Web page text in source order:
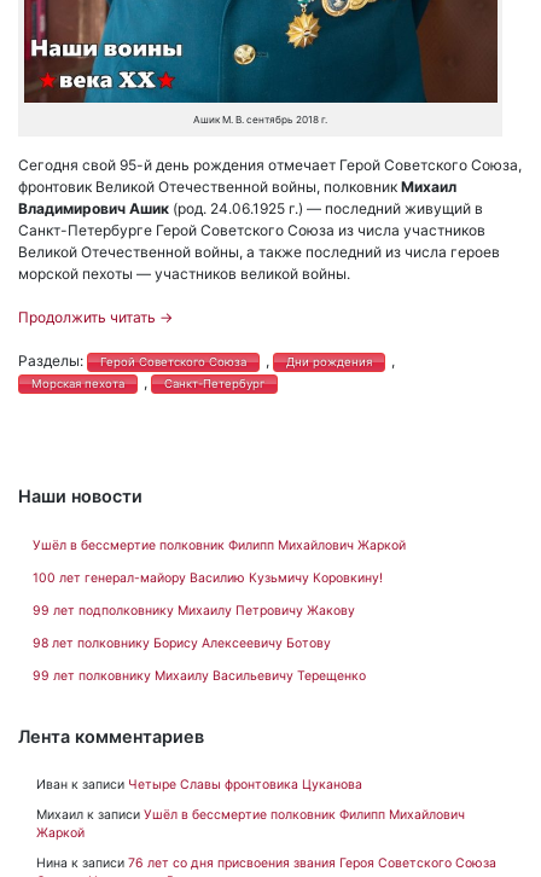
Ашик М. В. сентябрь 2018 г.
Сегодня свой 95-й день рождения отмечает Герой Советского Союза,
фронтовик Великой Отечественной войны, полковник Михаил
Владимирович Ашик (род. 24.06.1925 г.) — последний живущий в
Санкт-Петербурге Герой Советского Союза из числа участников
Великой Отечественной войны, а также последний из числа героев
морской пехоты — участников великой войны.
Продолжить читать →
Разделы: Герой Советского Союза , Дни рождения ,
Морская пехота , Санкт-Петербург
Наши новости
Ушёл в бессмертие полковник Филипп Михайлович Жаркой
100 лет генерал-майору Василию Кузьмичу Коровкину!
99 лет подполковнику Михаилу Петровичу Жакову
98 лет полковнику Борису Алексеевичу Ботову
99 лет полковнику Михаилу Васильевичу Терещенко
Лента комментариев
Иван к записи Четыре Славы фронтовика Цуканова
Михаил к записи Ушёл в бессмертие полковник Филипп Михайлович
Жаркой
Нина к записи 76 лет со дня присвоения звания Героя Советского Союза